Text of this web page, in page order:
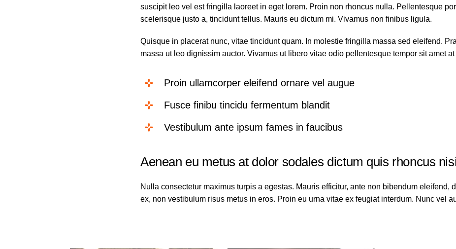
suscipit leo vel est fringilla laoreet in eget lorem. Proin non rhoncus nulla. Pellentesque
scelerisque justo a, tincidunt tellus. Mauris eu dictum mi. Vivamus non finibus ligula.
Quisque in placerat nunc, vitae tincidunt quam. In molestie fringilla massa sed eleifend.
massa ut leo dignissim auctor. Vivamus ut libero vitae odio pellentesque tempor sit amet at
Proin ullamcorper eleifend ornare vel augue
Fusce finibu tincidu fermentum blandit
Vestibulum ante ipsum fames in faucibus
Aenean eu metus at dolor sodales dictum quis rhoncus
Nulla consectetur maximus turpis a egestas. Mauris efficitur, ante non bibendum eleifend,
ex, non vestibulum risus metus in eros. Proin eu urna vitae ex feugiat interdum. Nunc vel